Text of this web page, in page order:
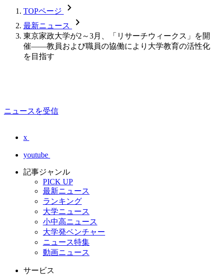
TOPページ chevron_forward
最新ニュース chevron_forward
東京家政大学が2～3月、「リサーチウィークス」を開
催――教員および職員の協働により大学教育の活性化
を目指す
ニュースを受信
x
youtube
記事ジャンル
PICK UP
最新ニュース
ランキング
大学ニュース
小中高ニュース
大学発ベンチャー
ニュース特集
動画ニュース
サービス